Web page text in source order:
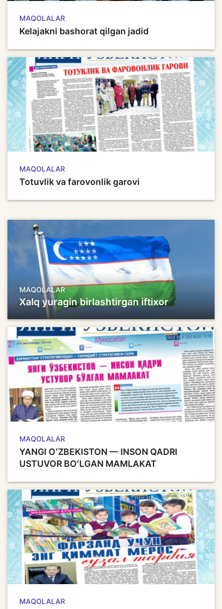
MAQOLALAR
Kelajakni bashorat qilgan jadid
MAQOLALAR
Totuvlik va farovonlik garovi
MAQOLALAR
Xalq yuragin birlashtirgan iftixor
MAQOLALAR
YANGI OʻZBЕKISTON — INSON QADRI
USTUVOR BOʻLGAN MAMLAKAT
MAQOLALAR